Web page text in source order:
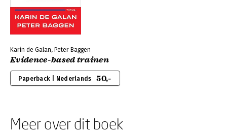
Karin de Galan, Peter Baggen
Evidence-based trainen
Paperback | Nederlands 50,-
Meer over dit boek